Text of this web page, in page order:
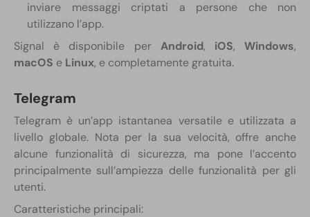
inviare messaggi criptati a persone che non
utilizzano l’app.
Signal è disponibile per Android, iOS,Windows,
macOS e Linux, e completamente gratuita.
Telegram
Telegram è un’app istantanea versatile e utilizzata a
livello globale. Nota per la sua velocità, offre anche
alcune funzionalità di sicurezza, ma pone l’accento
principalmente sull’ampiezza delle funzionalità per gli
utenti.
Caratteristiche principali: